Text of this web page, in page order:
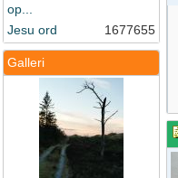
op...
Jesu ord 1677655
Galleri